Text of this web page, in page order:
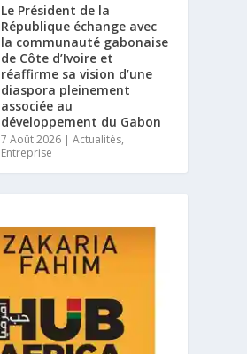
Le Président de la
République échange avec
la communauté gabonaise
de Côte d’Ivoire et
réaffirme sa vision d’une
diaspora pleinement
associée au
développement du Gabon
7 Août 2026 |Actualités,
Entreprise